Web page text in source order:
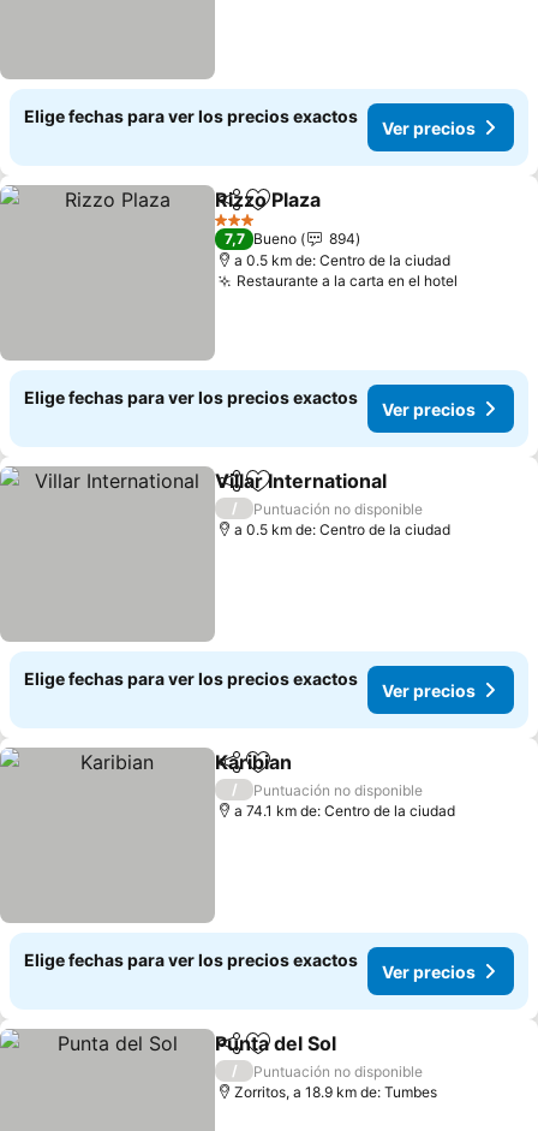
Elige fechas para ver los precios exactos
Ver precios
CompartirAgregar a favoritos
Rizzo Plaza
3 Estrellas
7,7 Bueno
894
a 0.5 km de: Centro de la ciudad
Restaurante a la carta en el hotel
Elige fechas para ver los precios exactos
Ver precios
CompartirAgregar a favoritos
Villar International
/
Puntuación no disponible
a 0.5 km de: Centro de la ciudad
Elige fechas para ver los precios exactos
Ver precios
CompartirAgregar a favoritos
Karibian
/
Puntuación no disponible
a 74.1 km de: Centro de la ciudad
Elige fechas para ver los precios exactos
Ver precios
CompartirAgregar a favoritos
Punta del Sol
/
Puntuación no disponible
Zorritos, a 18.9 km de: Tumbes